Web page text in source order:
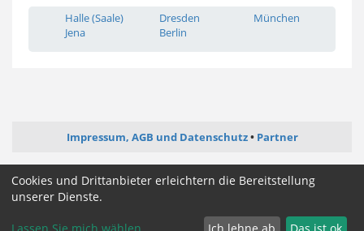
Halle (Saale)
Jena
Dresden
Berlin
München
Impressum, AGB und Datenschutz Partner
ictjob.de administrator-jobs.de
softwareentwickler-jobs.de
Cookies und Drittanbieter erleichtern die Bereitstellung
unserer Dienste.